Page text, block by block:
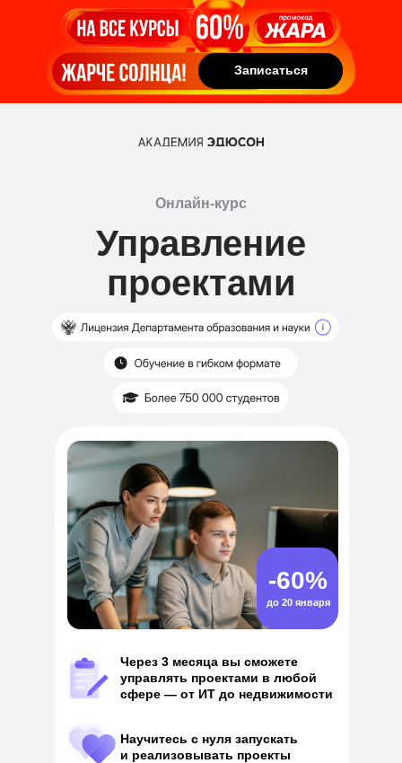
Записаться
Записаться
Управление
проектами
Онлайн-курс
Научитесь с нуля запускать
и реализовывать проекты
Через 3 месяца вы сможете
управлять проектами в любой
сфере — от ИТ до недвижимости
-60%
до 20 января